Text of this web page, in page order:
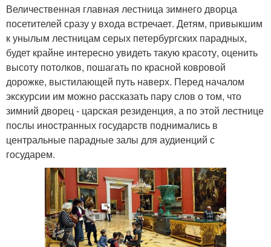
Величественная главная лестница зимнего дворца
посетителей сразу у входа встречает. Детям, привыкшим
к унылым лестницам серых петербургских парадных,
будет крайне интересно увидеть такую красоту, оценить
высоту потолков, пошагать по красной ковровой
дорожке, выстилающей путь наверх. Перед началом
экскурсии им можно рассказать пару слов о том, что
зимний дворец - царская резиденция, а по этой лестнице
послы иностранных государств поднимались в
центральные парадные залы для аудиенций с
государем.